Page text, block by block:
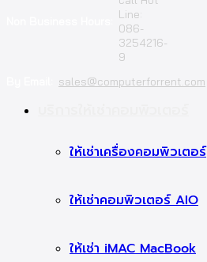
Line:
086-
3254216-
9
sales@computerforrent.com
ให้เช่าเครื่องคอมพิวเตอร์
ให้เช่าคอมพิวเตอร์ AIO
ให้เช่า iMAC MacBook